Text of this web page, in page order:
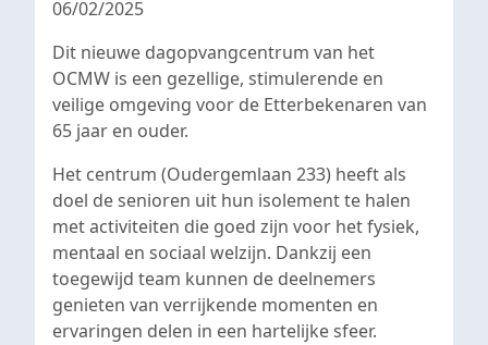
06/02/2025
Dit nieuwe dagopvangcentrum van het
OCMW is een gezellige, stimulerende en
veilige omgeving voor de Etterbekenaren van
65 jaar en ouder.
Het centrum (Oudergemlaan 233) heeft als
doel de senioren uit hun isolement te halen
met activiteiten die goed zijn voor het fysiek,
mentaal en sociaal welzijn. Dankzij een
toegewijd team kunnen de deelnemers
genieten van verrijkende momenten en
ervaringen delen in een hartelijke sfeer.